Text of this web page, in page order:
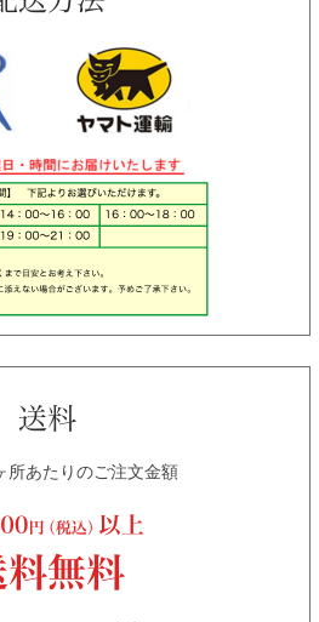
所あたりのご注文金額